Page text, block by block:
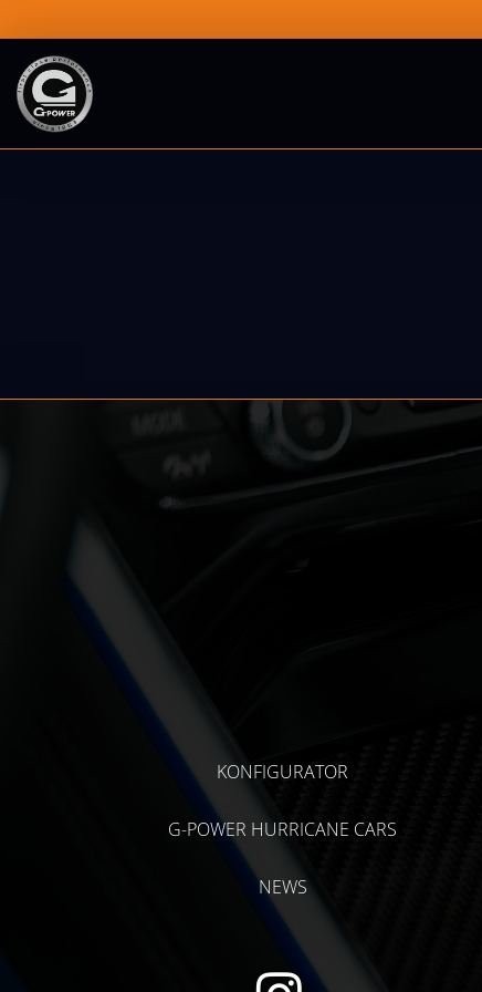
KONFIGURATOR
G-POWER HURRICANE CARS
NEWS